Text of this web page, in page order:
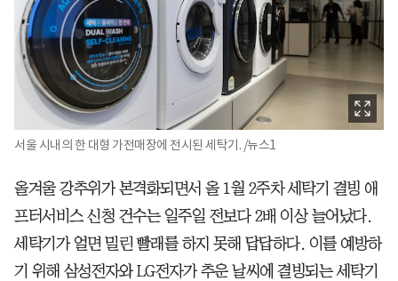
서울 시내의 한 대형 가전매장에 전시된 세탁기. /뉴스1
올겨울 강추위가 본격화되면서 올 1월 2주차 세탁기 결빙 애
프터서비스 신청 건수는 일주일 전보다 2배 이상 늘어났다.
세탁기가 얼면 밀린 빨래를 하지 못해 답답하다. 이를 예방하
기 위해 삼성전자와 LG전자가 추운 날씨에 결빙되는 세탁기